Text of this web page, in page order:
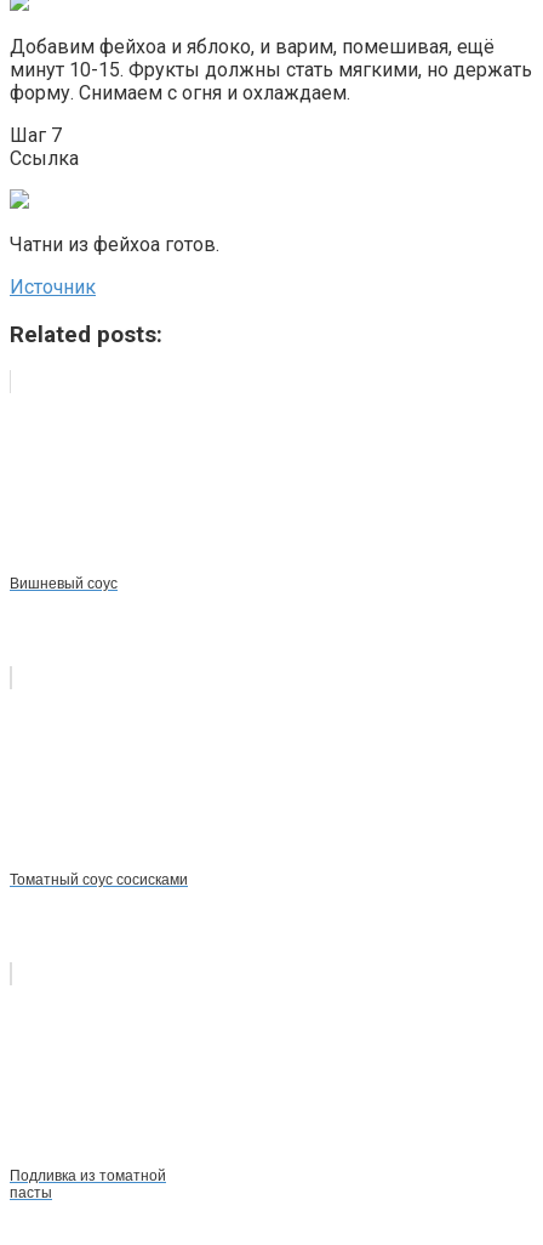
Добавим фейхоа и яблоко, и варим, помешивая, ещё
минут 10-15. Фрукты должны стать мягкими, но держать
форму. Снимаем с огня и охлаждаем.
Шаг 7
Ссылка
Чатни из фейхоа готов.
Источник
Related posts:
Вишневый соус
Томатный соус сосисками
Подливка из томатной
пасты